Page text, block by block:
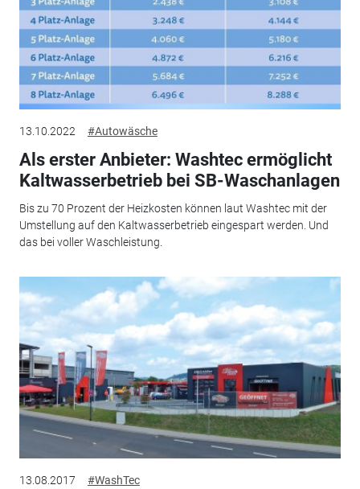
13.10.2022 #Autowäsche
Als erster Anbieter: Washtec ermöglicht
Kaltwasserbetrieb bei SB-Waschanlagen
Bis zu 70 Prozent der Heizkosten können laut Washtec mit der
Umstellung auf den Kaltwasserbetrieb eingespart werden. Und
das bei voller Waschleistung.
13.08.2017 #WashTec